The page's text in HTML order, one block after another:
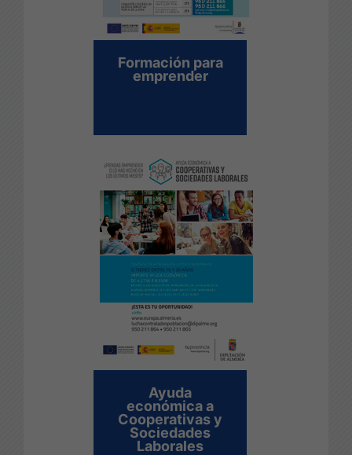
Formación para
emprender
Ayuda
económica a
Cooperativas y
Sociedades
Laborales